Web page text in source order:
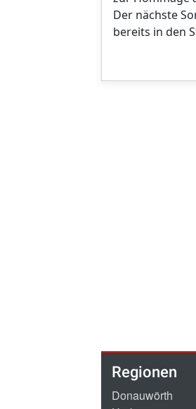
Der nächste
bereits in den
Regionen
Donauwörth